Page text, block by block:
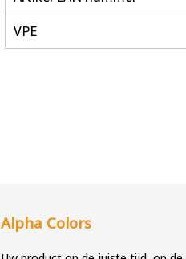
VPE
Alpha Colors